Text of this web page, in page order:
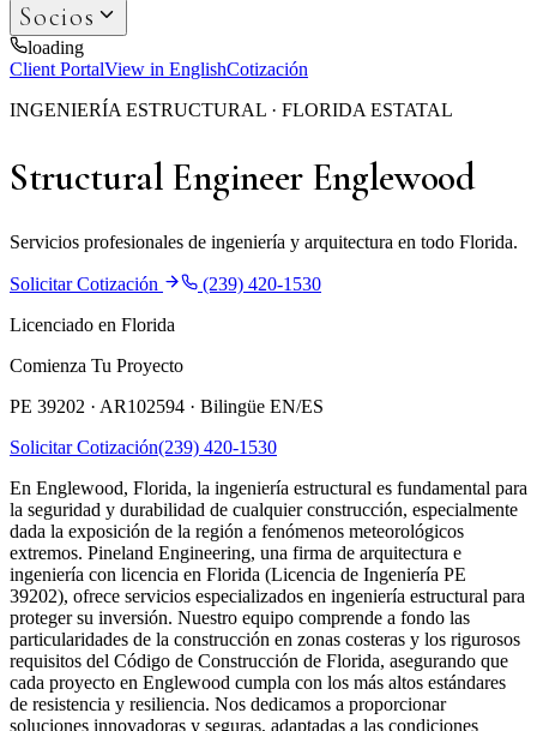
Socios
loading
Client PortalView in EnglishCotización
INGENIERÍA ESTRUCTURAL · FLORIDA ESTATAL
Structural Engineer Englewood
Servicios profesionales de ingeniería y arquitectura en todo Florida.
Solicitar Cotización
(239) 420-1530
Licenciado en Florida
Comienza Tu Proyecto
PE 39202 · AR102594 · Bilingüe EN/ES
Solicitar Cotización(239) 420-1530
En Englewood, Florida, la ingeniería estructural es fundamental para
la seguridad y durabilidad de cualquier construcción, especialmente
dada la exposición de la región a fenómenos meteorológicos
extremos. Pineland Engineering, una firma de arquitectura e
ingeniería con licencia en Florida (Licencia de Ingeniería PE
39202), ofrece servicios especializados en ingeniería estructural para
proteger su inversión. Nuestro equipo comprende a fondo las
particularidades de la construcción en zonas costeras y los rigurosos
requisitos del Código de Construcción de Florida, asegurando que
cada proyecto en Englewood cumpla con los más altos estándares
de resistencia y resiliencia. Nos dedicamos a proporcionar
soluciones innovadoras y seguras, adaptadas a las condiciones